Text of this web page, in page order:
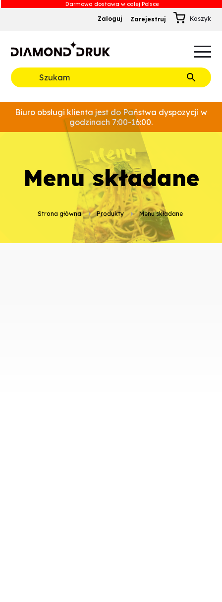
Zaloguj Zarejestruj
Rozwiń
Biuro obsługi klienta jest do Państwa dyspozycji w
godzinach 7:00-16:00.
Strona główna Produkty menu składane
menu składane